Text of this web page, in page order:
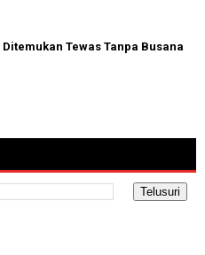
Tewas Tanpa Busana